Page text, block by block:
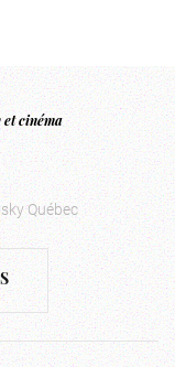
et cinéma
Québec